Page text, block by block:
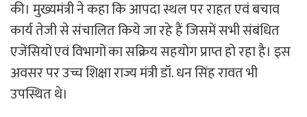
की। मुख्यमंत्री ने कहा कि आपदा स्थल पर राहत एवं बचाव
कार्य तेजी से संचालित किये जा रहे हैं जिसमें सभी संबंधित
एजेंसियों एवं विभागों का सक्रिय सहयोग प्राप्त हो रहा है। इस
अवसर पर उच्च शिक्षा राज्य मंत्री डॉ. धन सिंह रावत भी
उपस्थित थे।